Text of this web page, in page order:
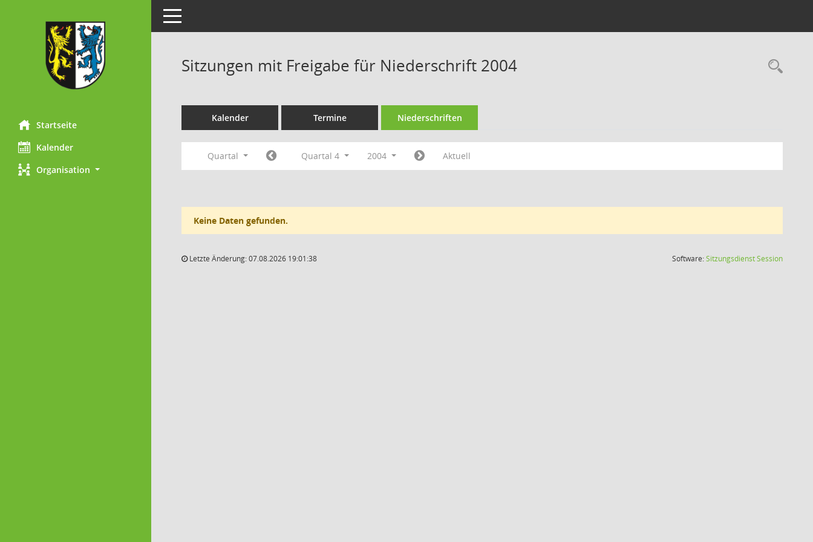
Startseite
Kalender
Organisation
Toggle navigation
Sitzungen mit Freigabe für Niederschrift 2004
Kalender Termine Niederschriften
Quartal Quartal 4 2004 Aktuell
Keine Daten gefunden.
Letzte Änderung: 07.08.2026 19:01:38 Software:SitzungsdienstSession(Wird in